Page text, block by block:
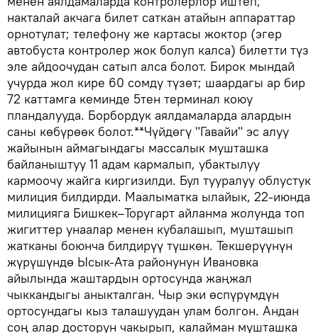
накталай акчага билет саткан атайын аппараттар
орнотулат; телефону же картасы жоктор (эгер
автобуста контролер жок болуп калса) билетти түз
эле айдоочудан сатып алса болот. Бирок мындай
учурда жол кире 60 сомду түзөт; шаардагы ар бир
72 каттамга кеминде 5тен терминал коюу
пландалууда. Борбордук аялдамаларда алардын
саны көбүрөөк болот.**Чүйдөгү "Гавайи" эс алуу
жайынын аймагындагы массалык мушташка
байланыштуу 11 адам кармалып, убактылуу
кармоочу жайга киргизилди. Бул тууралуу облустук
милиция билдирди. Маалыматка ылайык, 22-июнда
милицияга Бишкек–Торугарт айланма жолунда топ
жигиттер унаалар менен кубалашып, мушташып
жатканы боюнча билдирүү түшкөн. Текшерүүнүн
жүрүшүндө Ысык-Ата районунун Ивановка
айылында жаштардын ортосунда жаңжал
чыккандыгы аныкталган. Чыр эки өспүрүмдүн
ортосундагы кыз талашуудан улам болгон. Андан
соң алар досторун чакырып, калайман мушташка